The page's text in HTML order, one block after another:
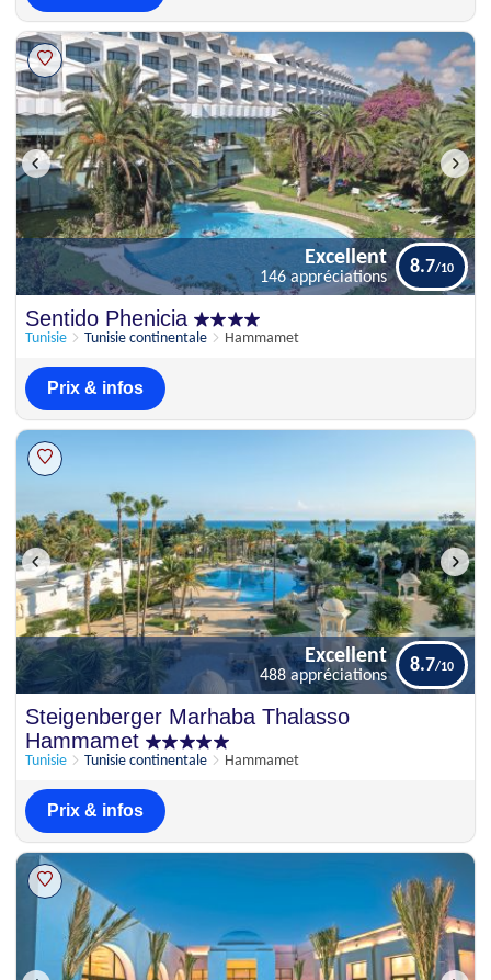
146 appréciations
Sentido Phenicia
Tunisie Tunisie continentale Hammamet
Excellent
146 appréciations
8.7
Prix & infos
Excellent
Steigenberger Marhaba Thalasso
Hammamet
Tunisie Tunisie continentale Hammamet
Excellent
488 appréciations
8.7
Prix & infos